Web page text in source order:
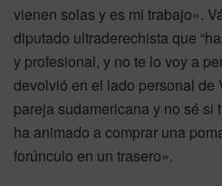
vienen solas y es mi trabajo».
diputado ultraderechista que
y profesional, y no te lo voy a
devolvió en el lado personal de
pareja sudamericana y no sé si
ha animado a comprar una
forúnculo en un trasero».